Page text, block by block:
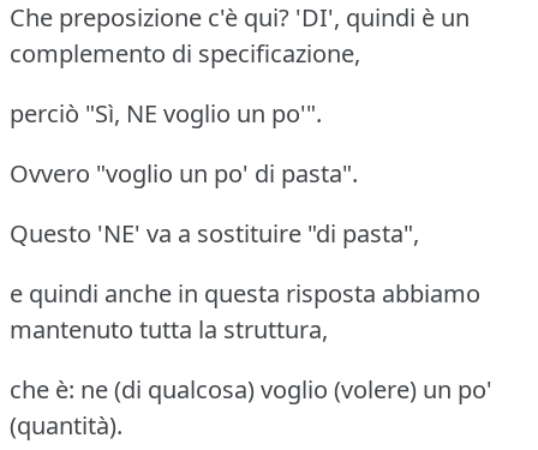
Che preposizione c'è qui? 'DI', quindi è un
complemento di specificazione,
perciò "Sì, NE voglio un po'".
Ovvero "voglio un po' di pasta".
Questo 'NE' va a sostituire "di pasta",
e quindi anche in questa risposta abbiamo
mantenuto tutta la struttura,
che è: ne (di qualcosa) voglio (volere) un po'
(quantità).